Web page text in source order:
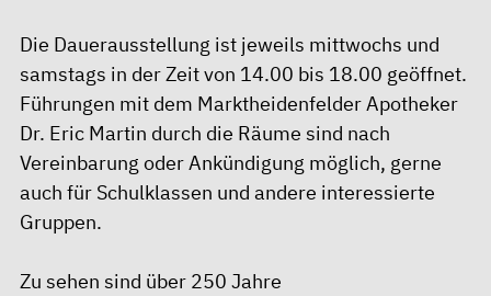
Die Dauerausstellung ist jeweils mittwochs und
samstags in der Zeit von 14.00 bis 18.00 geöffnet.
Führungen mit dem Marktheidenfelder Apotheker
Dr. Eric Martin durch die Räume sind nach
Vereinbarung oder Ankündigung möglich, gerne
auch für Schulklassen und andere interessierte
Gruppen.
Zu sehen sind über 250 Jahre